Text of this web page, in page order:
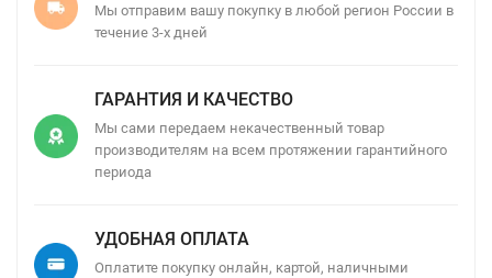
Мы отправим вашу покупку в любой регион России в
течение 3-х дней
ГАРАНТИЯ И КАЧЕСТВО
Мы сами передаем некачественный товар
производителям на всем протяжении гарантийного
периода
УДОБНАЯ ОПЛАТА
Оплатите покупку онлайн, картой, наличными